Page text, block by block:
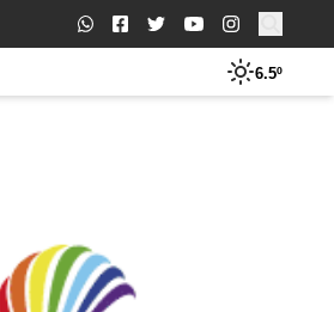
Buscar:
6.5º